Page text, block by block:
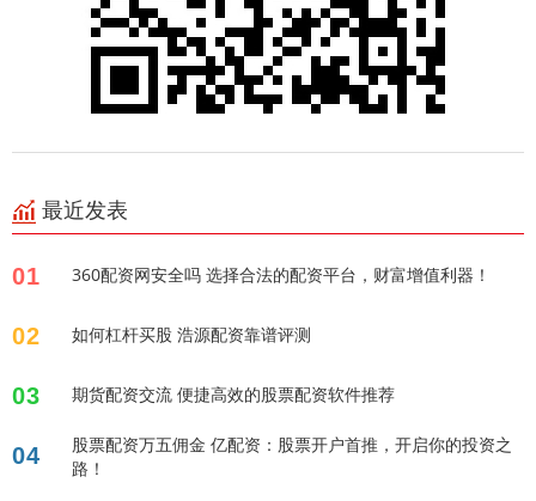
最近发表
01 360配资网安全吗 选择合法的配资平台，财富增值利器！
02 如何杠杆买股 浩源配资靠谱评测
03 期货配资交流 便捷高效的股票配资软件推荐
04
股票配资万五佣金 亿配资：股票开户首推，开启你的投资之
路！